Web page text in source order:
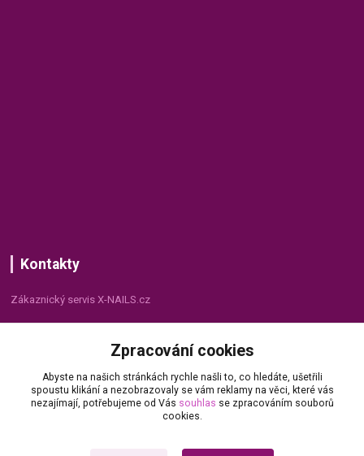
Kontakty
Zákaznický servis X-NAILS.cz
+420 735 055 075
(Po - Pá, 8 - 16 hod.)
info@x-nails.cz
Zpracování cookies
Abyste na našich stránkách rychle našli to, co hledáte, ušetřili
spoustu klikání a nezobrazovaly se vám reklamy na věci, které vás
nezajímají, potřebujeme od Vás souhlas se zpracováním souborů
cookies.